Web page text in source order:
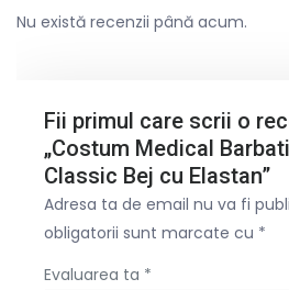
Nu există recenzii până acum.
Fii primul care scrii o
„Costum Medical
Classic Bej cu Elastan”
Adresa ta de email nu va fi
obligatorii sunt marcate cu *
Evaluarea ta *